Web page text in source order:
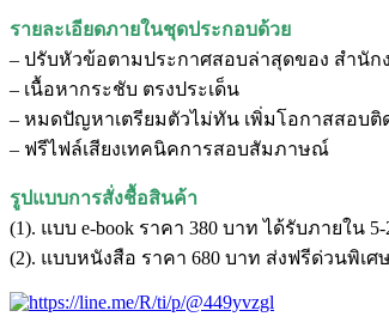
นัก
วิทยาศาสตร์
การ
แพทย์
สำนักงาน
ปศุสัตว์
เขต
กรม
ปศุสัตว์
รายละเอียดภายในชุดประกอบด้วย
– ปรับหัวข้อตามประกาศสอบล่าสุดของ สำนัก
– เนื้อหากระชับ ตรงประเด็น
– หมดปัญหาเตรียมตัวไม่ทัน เพิ่มโอกาสสอบติ
– ฟรีไฟล์เสียงเทคนิคการสอบสัมภาษณ์
รูปแบบการสั่งชื้อสินค้า
(1). แบบ e-book ราคา 380 บาท ได้รับภายใน
(2). แบบหนังสือ ราคา 680 บาท ส่งฟรีด่วนพิเศ